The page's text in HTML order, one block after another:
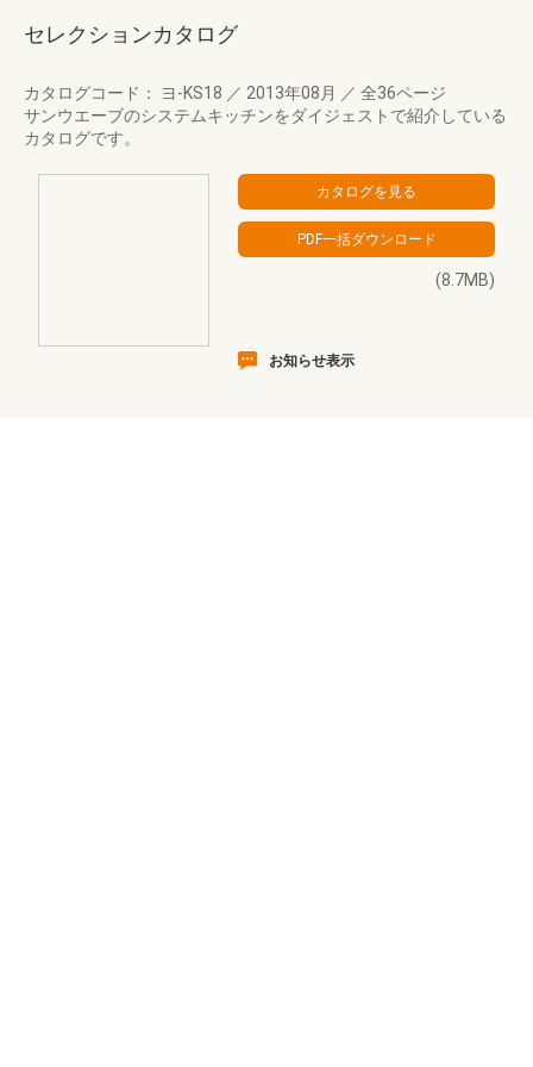
セレクションカタログ
カタログコード： ヨ-KS18 ／ 2013年08月 ／ 全36ページ
サンウエーブのシステムキッチンをダイジェストで紹介している
カタログです。
(8.7MB)
お知らせ表示